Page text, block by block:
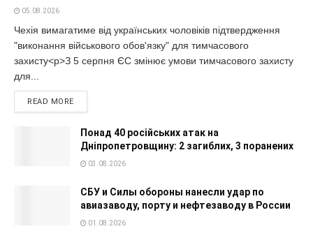
05.08.2026
Чехія вимагатиме від українських чоловіків підтвердження
"виконання військового обов'язку" для тимчасового
захисту<p>З 5 серпня ЄС змінює умови тимчасового захисту
для...
READ MORE
Понад 40 російських атак на
Дніпропетровщину: 2 загиблих, 3 поранених
03.08.2026
СБУ и Силы обороны нанесли удар по
авиазаводу, порту и нефтезаводу в России
01.08.2026